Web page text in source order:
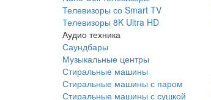
Телевизоры со Smart TV
Телевизоры 8K Ultra HD
Аудио техника
Саундбары
Музыкальные центры
Стиральные машины
Стиральные машины с паром
Стиральные машины с сушкой